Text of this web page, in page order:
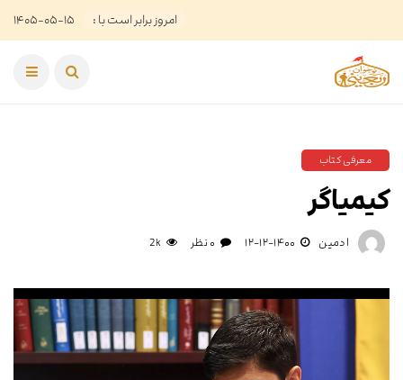
امروز برابر است با : ۱۴۰۵-۰۵-۱۵
معرفی کتاب
کیمیاگر
ادمین ۱۴۰۰-۱۲-۱۲ ۰ نظر 2k
نمایشگر